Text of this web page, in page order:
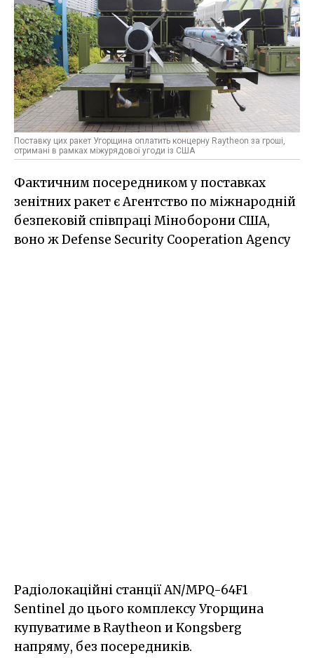
Поставку цих ракет Угорщина оплатить концерну Raytheon за гроші,
отримані в рамках міжурядової угоди із США
Фактичним посередником у поставках
зенітних ракет є Агентство по міжнародній
безпековій співпраці Міноборони США,
воно ж Defense Security Cooperation Agency
Радіолокаційні станції AN/MPQ-64F1
Sentinel до цього комплексу Угорщина
купуватиме в Raytheon и Kongsberg
напряму, без посередників.